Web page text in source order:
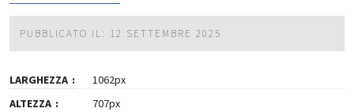
PUBBLICATO IL: 12 SETTEMBRE 2025
LARGHEZZA
1062px
ALTEZZA
707px